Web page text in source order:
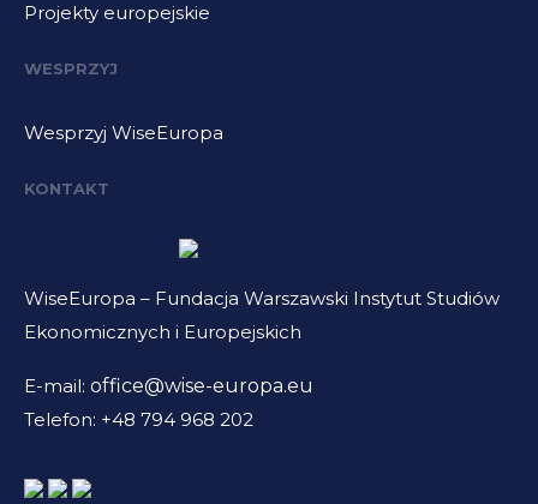
Projekty europejskie
WESPRZYJ
Wesprzyj WiseEuropa
KONTAKT
WiseEuropa – Fundacja Warszawski Instytut Studiów
Ekonomicznych i Europejskich
E-mail: office@wise-europa.eu
Telefon: +48 794 968 202